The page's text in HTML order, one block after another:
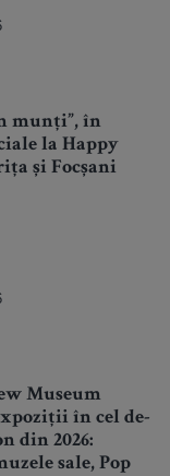
munți”, în
la Happy
și Focșani
Museum
în cel de-
din 2026:
sale, Pop